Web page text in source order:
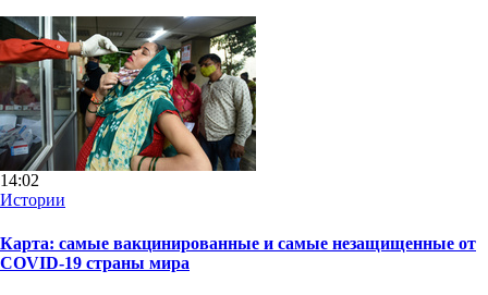
14:02
Истории
Карта: самые вакцинированные и самые незащищенные от
COVID-19 страны мира